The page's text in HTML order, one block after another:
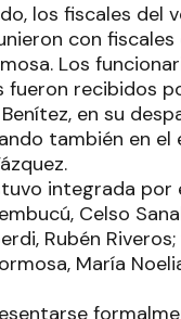
los fiscales del
con
Los
fueron recibidos
en su
también en el
integrada por
Celso
Rubén
María